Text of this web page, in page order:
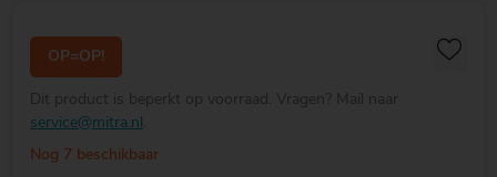
OP=OP!
Dit product is beperkt op voorraad. Vragen? Mail naar
service@mitra.nl .
Nog 7 beschikbaar